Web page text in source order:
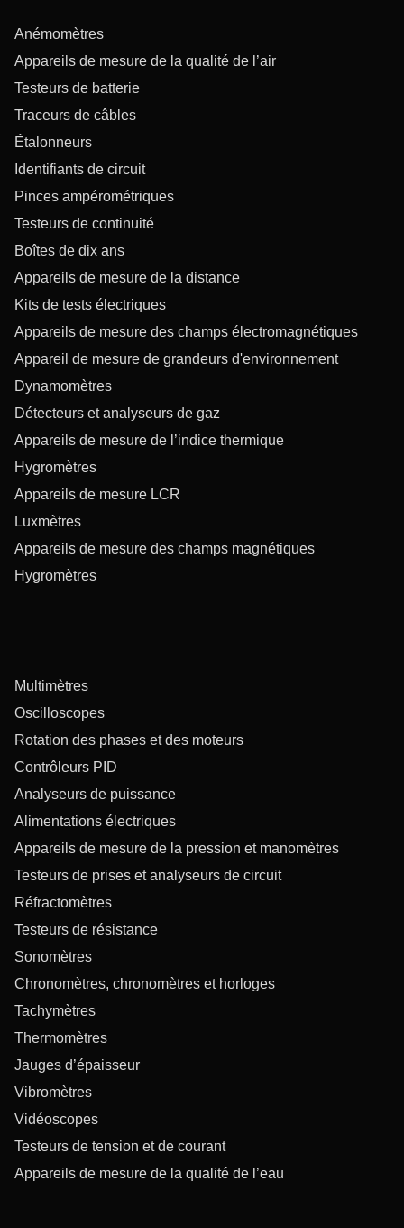
Anémomètres
Appareils de mesure de la qualité de l’air
Testeurs de batterie
Traceurs de câbles
Étalonneurs
Identifiants de circuit
Pinces ampérométriques
Testeurs de continuité
Boîtes de dix ans
Appareils de mesure de la distance
Kits de tests électriques
Appareils de mesure des champs électromagnétiques
Appareil de mesure de grandeurs d'environnement
Dynamomètres
Détecteurs et analyseurs de gaz
Appareils de mesure de l’indice thermique
Hygromètres
Appareils de mesure LCR
Luxmètres
Appareils de mesure des champs magnétiques
Hygromètres
Multimètres
Oscilloscopes
Rotation des phases et des moteurs
Contrôleurs PID
Analyseurs de puissance
Alimentations électriques
Appareils de mesure de la pression et manomètres
Testeurs de prises et analyseurs de circuit
Réfractomètres
Testeurs de résistance
Sonomètres
Chronomètres, chronomètres et horloges
Tachymètres
Thermomètres
Jauges d’épaisseur
Vibromètres
Vidéoscopes
Testeurs de tension et de courant
Appareils de mesure de la qualité de l’eau